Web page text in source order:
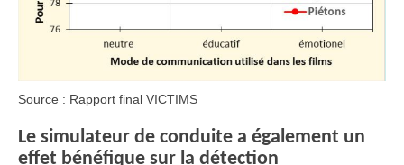
Source : Rapport final VICTIMS
Le simulateur de conduite a également un
effet bénéfique sur la détection